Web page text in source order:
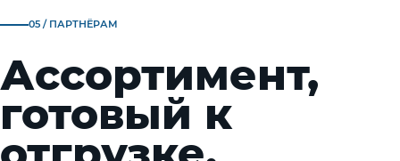
05 / ПАРТНЁРАМ
Ассортимент,
готовый к